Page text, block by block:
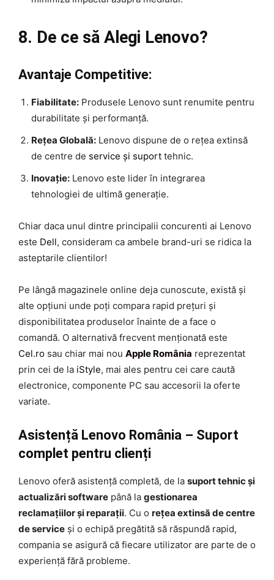
8. De ce să Alegi Lenovo?
Avantaje Competitive:
Fiabilitate: Produsele Lenovo sunt renumite pentru
durabilitate și performanță.
Rețea Globală: Lenovo dispune de o rețea extinsă
de centre de service și suport tehnic.
Inovație: Lenovo este lider în integrarea
tehnologiei de ultimă generație.
Chiar daca unul dintre principalii concurenti ai Lenovo
este Dell, consideram ca ambele brand-uri se ridica la
asteptarile clientilor!
Pe lângă magazinele online deja cunoscute, există și
alte opțiuni unde poți compara rapid prețuri și
disponibilitatea produselor înainte de a face o
comandă. O alternativă frecvent menționată este
Cel.ro sau chiar mai nou Apple România reprezentat
prin cei de la iStyle, mai ales pentru cei care caută
electronice, componente PC sau accesorii la oferte
variate.
Asistență Lenovo România – Suport
complet pentru clienți
Lenovo oferă asistență completă, de la suport tehnic și
actualizări software până la gestionarea
reclamațiilor și reparații. Cu o rețea extinsă de centre
de service și o echipă pregătită să răspundă rapid,
compania se asigură că fiecare utilizator are parte de o
experiență fără probleme.